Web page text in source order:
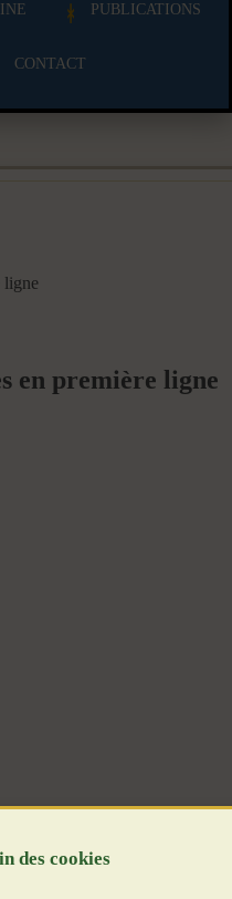
PUBLICATIONS
CONTACT
ligne
en première ligne